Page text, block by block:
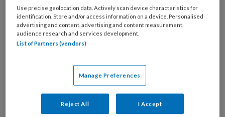
Reageer op dit artikel Deel dit artikel
huidtransplantatie anita boekelaar
Use precise geolocation data. Actively scan device characteristics for
identification. Store and/or access information on a device. Personalised
advertising and content, advertising and content measurement,
audience research and services development.
List of Partners (vendors)
Manage Preferences
Reject All I Accept